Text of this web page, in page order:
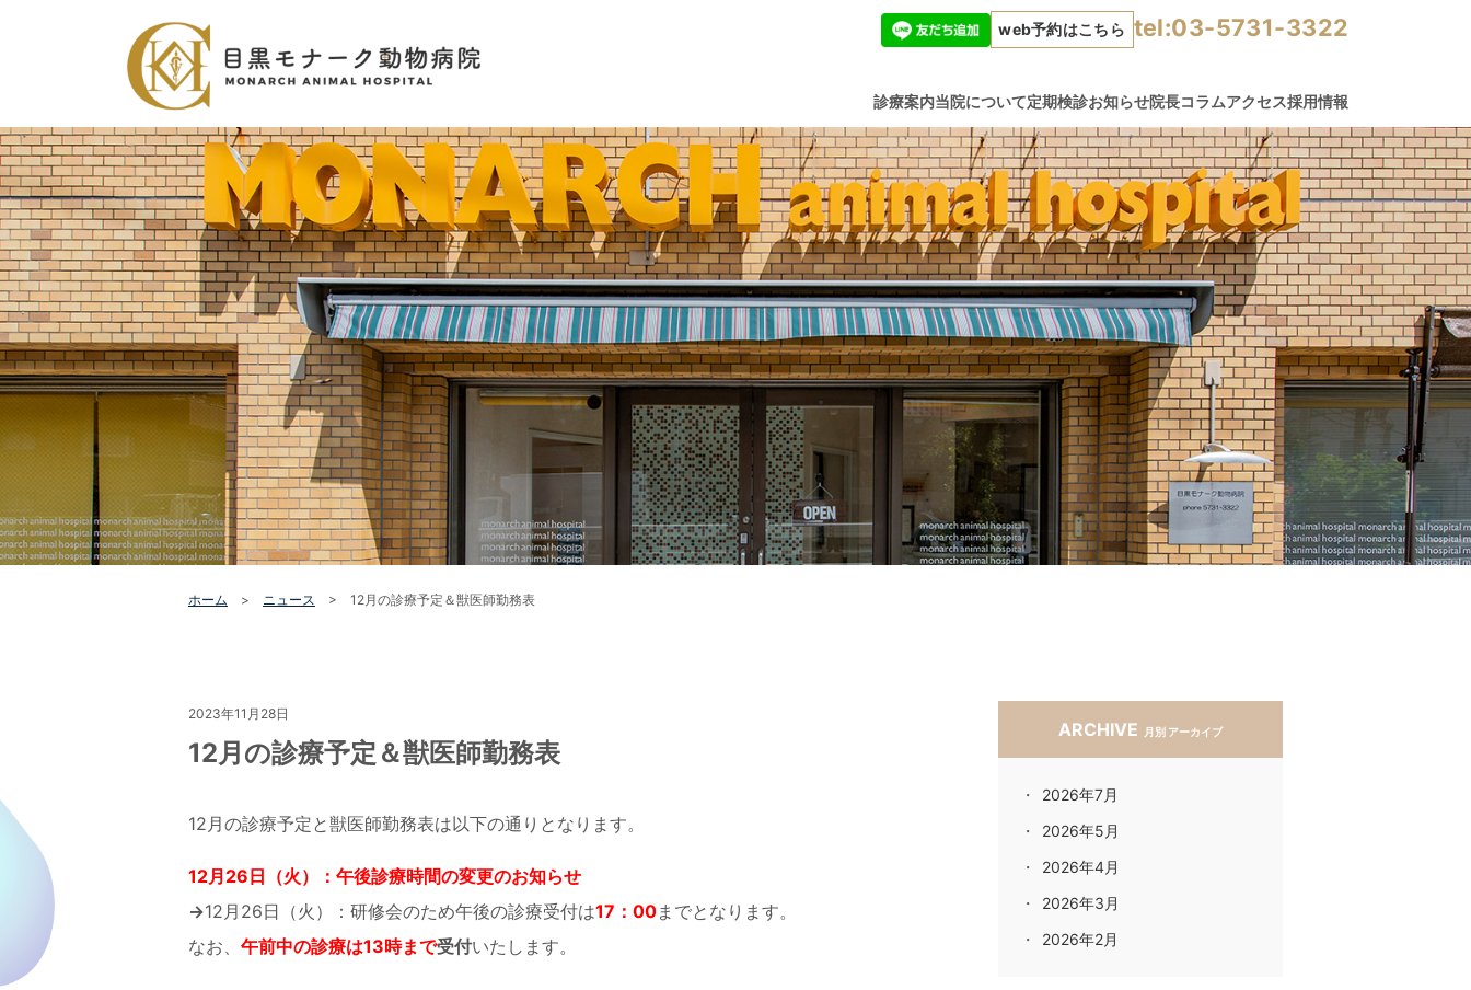
web予約はこちら tel:03-5731-3322
診療案内当院について定期検診お知らせ院長コラムアクセス採用情報
ホーム > ニュース > 12月の診療予定＆獣医師勤務表
2023年11月28日
12月の診療予定＆獣医師勤務表
12月の診療予定と獣医師勤務表は以下の通りとなります。
12月 26 日（火）：午後診療時間の変更のお知らせ
→12月26日（火）：研修会のため午後の診療受付は17 ： 00までとなります。
なお、 午前中の診療は13時まで受付いたします。
ARCHIVE 月別 アーカイブ
2026年7月
2026年5月
2026年4月
2026年3月
2026年2月